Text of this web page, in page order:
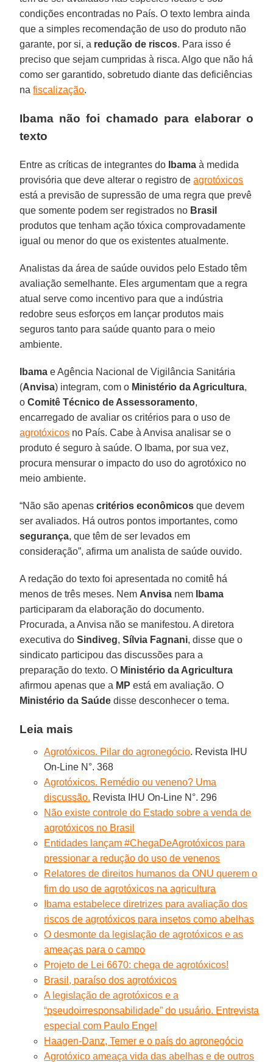
condições encontradas no País. O texto lembra ainda
que a simples recomendação de uso do produto não
garante, por si, a redução de riscos. Para isso é
preciso que sejam cumpridas à risca. Algo que não há
como ser garantido, sobretudo diante das deficiências
nafiscalização.
Ibama não foi chamado para elaborar o
texto
Entre as críticas de integrantes do Ibama à medida
provisória que deve alterar o registro deagrotóxicos
está a previsão de supressão de uma regra que prevê
que somente podem ser registrados no Brasil
produtos que tenham ação tóxica comprovadamente
igual ou menor do que os existentes atualmente.
Analistas da área de saúde ouvidos pelo Estado têm
avaliação semelhante. Eles argumentam que a regra
atual serve como incentivo para que a indústria
redobre seus esforços em lançar produtos mais
seguros tanto para saúde quanto para o meio
ambiente.
Ibama e Agência Nacional de Vigilância Sanitária
(Anvisa) integram, com o Ministério da Agricultura,
oComitê Técnico de Assessoramento,
encarregado de avaliar os critérios para o uso de
agrotóxicos no País. Cabe à Anvisa analisar se o
produto é seguro à saúde. O Ibama, por sua vez,
procura mensurar o impacto do uso do agrotóxico no
meio ambiente.
“Não são apenascritérios econômicos que devem
ser avaliados. Há outros pontos importantes, como
segurança, que têm de ser levados em
consideração”, afirma um analista de saúde ouvido.
A redação do texto foi apresentada no comitê há
menos de três meses. Nem Anvisa nem
Ibama
participaram da elaboração do documento.
Procurada, a Anvisa não se manifestou. A diretora
executiva doSindiveg,Sílvia Fagnani, disse que o
sindicato participou das discussões para a
preparação do texto. O Ministério da Agricultura
afirmou apenas que a MP está em avaliação. O
Ministério da Saúde disse desconhecer o tema.
Leia mais
Agrotóxicos. Pilar do agronegócio. Revista IHU
On-Line N°. 368
Agrotóxicos. Remédio ou veneno? Uma
discussão. Revista IHU On-Line N°. 296
Não existe controle do Estado sobre a venda de
agrotóxicos no Brasil
Entidades lançam #ChegaDeAgrotóxicos para
pressionar a redução do uso de venenos
Relatores de direitos humanos da ONU querem o
fim do uso de agrotóxicos na agricultura
Ibama estabelece diretrizes para avaliação dos
riscos de agrotóxicos para insetos como abelhas
O desmonte da legislação de agrotóxicos e as
ameaças para o campo
Projeto de Lei 6670: chega de agrotóxicos!
Brasil, paraíso dos agrotóxicos
A legislação de agrotóxicos e a
“pseudoirresponsabilidade” do usuário. Entrevista
especial com Paulo Engel
Haagen-Danz, Temer e o país do agronegócio
Agrotóxico ameaça vida das abelhas e de outros